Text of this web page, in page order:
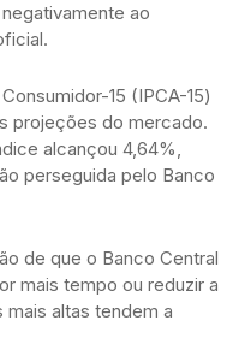
ao
15 (IPCA-15)
projeções do mercado.
alcançou 4,64%,
perseguida pelo Banco
de que o Banco Central
mais tempo ou reduzir a
mais altas tendem a